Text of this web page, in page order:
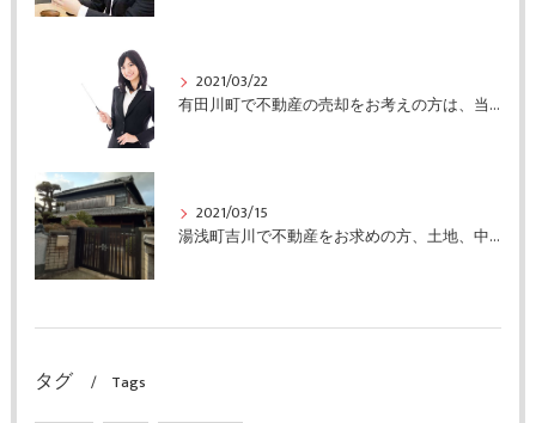
2021/03/22
有田川町で不動産の売却をお考えの方は、当社にご連絡ください
2021/03/15
湯浅町吉川で不動産をお求めの方、土地、中古住宅情報有ります
タグ Tags